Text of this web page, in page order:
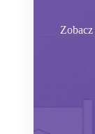
Zobacz